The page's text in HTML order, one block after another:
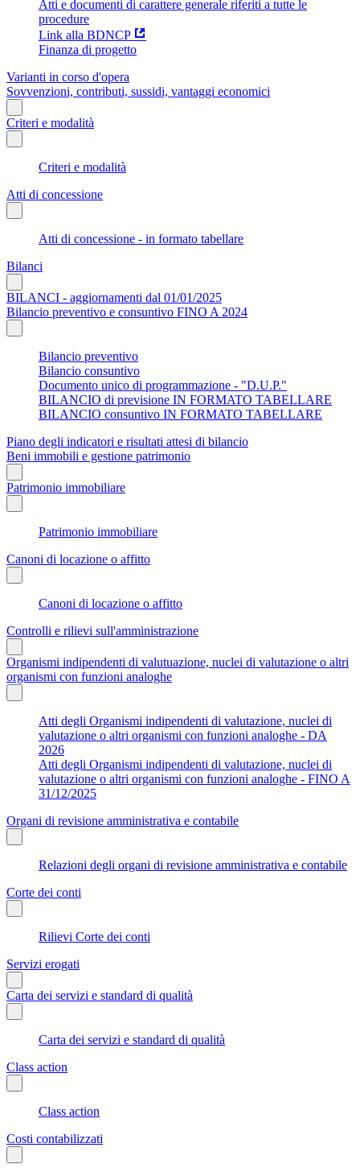
Atti e documenti di carattere generale riferiti a tutte le
procedure
Link alla BDNCP
Finanza di progetto
Varianti in corso d'opera
Sovvenzioni, contributi, sussidi, vantaggi economici
Criteri e modalità
Criteri e modalità
Atti di concessione
Atti di concessione - in formato tabellare
Bilanci
BILANCI - aggiornamenti dal 01/01/2025
Bilancio preventivo e consuntivo FINO A 2024
Bilancio preventivo
Bilancio consuntivo
Documento unico di programmazione - "D.U.P."
BILANCIO di previsione IN FORMATO TABELLARE
BILANCIO consuntivo IN FORMATO TABELLARE
Piano degli indicatori e risultati attesi di bilancio
Beni immobili e gestione patrimonio
Patrimonio immobiliare
Patrimonio immobiliare
Canoni di locazione o affitto
Canoni di locazione o affitto
Controlli e rilievi sull'amministrazione
Organismi indipendenti di valutuazione, nuclei di valutazione o altri
organismi con funzioni analoghe
Atti degli Organismi indipendenti di valutazione, nuclei di
valutazione o altri organismi con funzioni analoghe - DA
2026
Atti degli Organismi indipendenti di valutazione, nuclei di
valutazione o altri organismi con funzioni analoghe - FINO A
31/12/2025
Organi di revisione amministrativa e contabile
Relazioni degli organi di revisione amministrativa e contabile
Corte dei conti
Rilievi Corte dei conti
Servizi erogati
Carta dei servizi e standard di qualità
Carta dei servizi e standard di qualità
Class action
Class action
Costi contabilizzati